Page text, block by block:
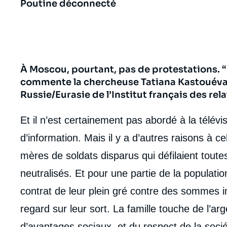
Poutine déconnecté
À Moscou, pourtant, pas de protestations.
commente la chercheuse Tatiana
Russie/Eurasie de l’Institut français des
Et il n’est certainement pas abordé à la
d’information. Mais il y a d’autres raisons à
mères de soldats disparus qui défilaient
neutralisés. Et pour une partie de la
contrat de leur plein gré contre des sommes
regard sur leur sort. La famille touche de